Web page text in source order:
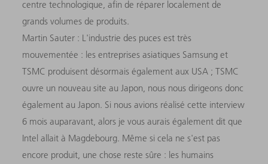
centre technologique, afin de réparer localement de
grands volumes de produits.
Martin Sauter : L'industrie des puces est très
mouvementée : les entreprises asiatiques Samsung et
TSMC produisent désormais également aux USA ; TSMC
ouvre un nouveau site au Japon, nous nous dirigeons donc
également au Japon. Si nous avions réalisé cette interview
6 mois auparavant, alors je vous aurais également dit que
Intel allait à Magdebourg. Même si cela ne s'est pas
encore produit, une chose reste sûre : les humains